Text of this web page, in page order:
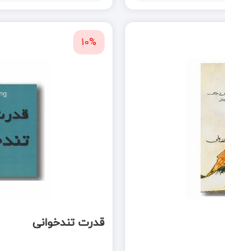
10%
قدرت تندخوانی